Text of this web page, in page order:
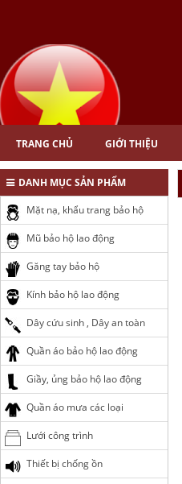
TRANG CHỦ GIỚI THIỆU
DANH MỤC SẢN PHẨM
Mặt nạ, khẩu trang bảo hộ
Mũ bảo hộ lao động
Găng tay bảo hộ
Kính bảo hộ lao động
Dây cứu sinh , Dây an toàn
Quần áo bảo hộ lao động
Giầy, ủng bảo hộ lao động
Quần áo mưa các loại
Lưới công trình
Thiết bị chống ồn